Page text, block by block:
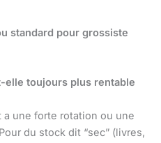
standard pour grossiste
elle toujours plus rentable
une forte rotation ou une
du stock dit “sec” (livres,